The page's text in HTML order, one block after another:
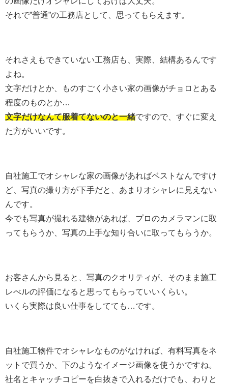
それで”普通”の工務店として、思ってもらえます。
それさえもできていない工務店も、実際、結構あるんです
よね。
文字だけとか、ものすごく小さい家の画像がチョロとある
程度のものとか…
文字だけなんて服着てないのと一緒ですので、すぐに変え
た方がいいです。
自社施工でオシャレな家の画像があればベストなんですけ
ど、写真の撮り方が下手だと、あまりオシャレに見えない
んです。
今でも写真が撮れる建物があれば、プロのカメラマンに取
ってもらうか、写真の上手な知り合いに取ってもらうか。
お客さんから見ると、写真のクオリティが、そのまま施工
レべルの評価になると思ってもらっていいくらい。
いくら実際は良い仕事をしてても…です。
自社施工物件でオシャレなものがなければ、有料写真をネ
ットで買うか、下のようなイメージ画像を使うかですね。
社名とキャッチコピーを白抜きで入れるだけでも、わりと